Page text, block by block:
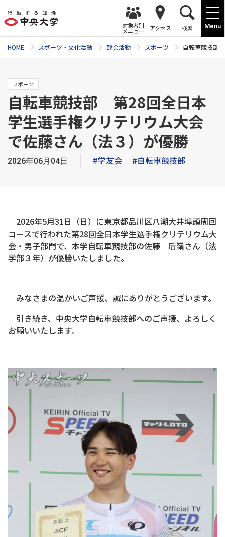
Menu
対象者別
メニュー アクセス 検索
HOME スポーツ・文化活動 部会活動 スポーツ 自転車競技部
スポーツ
自転車競技部 第28回全日本
学生選手権クリテリウム大会
で佐藤さん（法３）が優勝
2026年06月04日 #学友会 #自転車競技部
2026年5月31日（日）に東京都品川区八潮大井埠頭周回
コースで行われた第28回全日本学生選手権クリテリウム大
会・男子部門で、本学自転車競技部の佐藤 后嶺さん（法
学部３年）が優勝いたしました。
みなさまの温かいご声援、誠にありがとうございます。
引き続き、中央大学自転車競技部へのご声援、よろしく
お願いいたします。